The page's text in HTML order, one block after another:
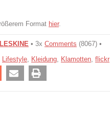
Format hier.
• 3x Comments (8067) •
Lifestyle, Kleidung, Klamotten, flickr